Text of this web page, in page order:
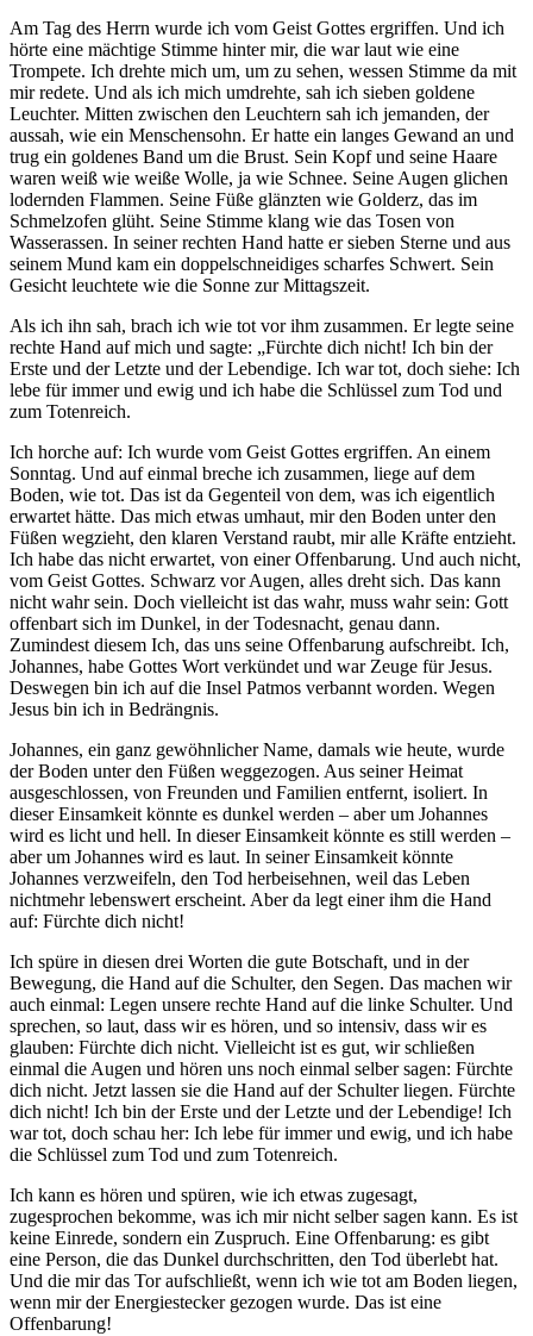
Am Tag des Herrn wurde ich vom Geist Gottes ergriffen. Und ich
hörte eine mächtige Stimme hinter mir, die war laut wie eine
Trompete. Ich drehte mich um, um zu sehen, wessen Stimme da mit
mir redete. Und als ich mich umdrehte, sah ich sieben goldene
Leuchter. Mitten zwischen den Leuchtern sah ich jemanden, der
aussah, wie ein Menschensohn. Er hatte ein langes Gewand an und
trug ein goldenes Band um die Brust. Sein Kopf und seine Haare
waren weiß wie weiße Wolle, ja wie Schnee. Seine Augen glichen
lodernden Flammen. Seine Füße glänzten wie Golderz, das im
Schmelzofen glüht. Seine Stimme klang wie das Tosen von
Wasserassen. In seiner rechten Hand hatte er sieben Sterne und aus
seinem Mund kam ein doppelschneidiges scharfes Schwert. Sein
Gesicht leuchtete wie die Sonne zur Mittagszeit.
Als ich ihn sah, brach ich wie tot vor ihm zusammen. Er legte seine
rechte Hand auf mich und sagte: „Fürchte dich nicht! Ich bin der
Erste und der Letzte und der Lebendige. Ich war tot, doch siehe: Ich
lebe für immer und ewig und ich habe die Schlüssel zum Tod und
zum Totenreich.
Ich horche auf: Ich wurde vom Geist Gottes ergriffen. An einem
Sonntag. Und auf einmal breche ich zusammen, liege auf dem
Boden, wie tot. Das ist da Gegenteil von dem, was ich eigentlich
erwartet hätte. Das mich etwas umhaut, mir den Boden unter den
Füßen wegzieht, den klaren Verstand raubt, mir alle Kräfte entzieht.
Ich habe das nicht erwartet, von einer Offenbarung. Und auch nicht,
vom Geist Gottes. Schwarz vor Augen, alles dreht sich. Das kann
nicht wahr sein. Doch vielleicht ist das wahr, muss wahr sein: Gott
offenbart sich im Dunkel, in der Todesnacht, genau dann.
Zumindest diesem Ich, das uns seine Offenbarung aufschreibt. Ich,
Johannes, habe Gottes Wort verkündet und war Zeuge für Jesus.
Deswegen bin ich auf die Insel Patmos verbannt worden. Wegen
Jesus bin ich in Bedrängnis.
Johannes, ein ganz gewöhnlicher Name, damals wie heute, wurde
der Boden unter den Füßen weggezogen. Aus seiner Heimat
ausgeschlossen, von Freunden und Familien entfernt, isoliert. In
dieser Einsamkeit könnte es dunkel werden – aber um Johannes
wird es licht und hell. In dieser Einsamkeit könnte es still werden –
aber um Johannes wird es laut. In seiner Einsamkeit könnte
Johannes verzweifeln, den Tod herbeisehnen, weil das Leben
nichtmehr lebenswert erscheint. Aber da legt einer ihm die Hand
auf: Fürchte dich nicht!
Ich spüre in diesen drei Worten die gute Botschaft, und in der
Bewegung, die Hand auf die Schulter, den Segen. Das machen wir
auch einmal: Legen unsere rechte Hand auf die linke Schulter. Und
sprechen, so laut, dass wir es hören, und so intensiv, dass wir es
glauben: Fürchte dich nicht. Vielleicht ist es gut, wir schließen
einmal die Augen und hören uns noch einmal selber sagen: Fürchte
dich nicht. Jetzt lassen sie die Hand auf der Schulter liegen. Fürchte
dich nicht! Ich bin der Erste und der Letzte und der Lebendige! Ich
war tot, doch schau her: Ich lebe für immer und ewig, und ich habe
die Schlüssel zum Tod und zum Totenreich.
Ich kann es hören und spüren, wie ich etwas zugesagt,
zugesprochen bekomme, was ich mir nicht selber sagen kann. Es ist
keine Einrede, sondern ein Zuspruch. Eine Offenbarung: es gibt
eine Person, die das Dunkel durchschritten, den Tod überlebt hat.
Und die mir das Tor aufschließt, wenn ich wie tot am Boden liegen,
wenn mir der Energiestecker gezogen wurde. Das ist eine
Offenbarung!